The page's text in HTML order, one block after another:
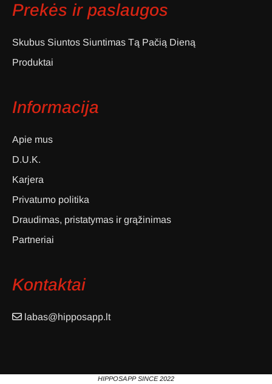
Prekės ir paslaugos
Skubus Siuntos Siuntimas Tą Pačią Dieną
Produktai
Informacija
Apie mus
D.U.K.
Karjera
Privatumo politika
Draudimas, pristatymas ir grąžinimas
Partneriai
Kontaktai
labas@hipposapp.lt
HIPPOSAPP SINCE 2022